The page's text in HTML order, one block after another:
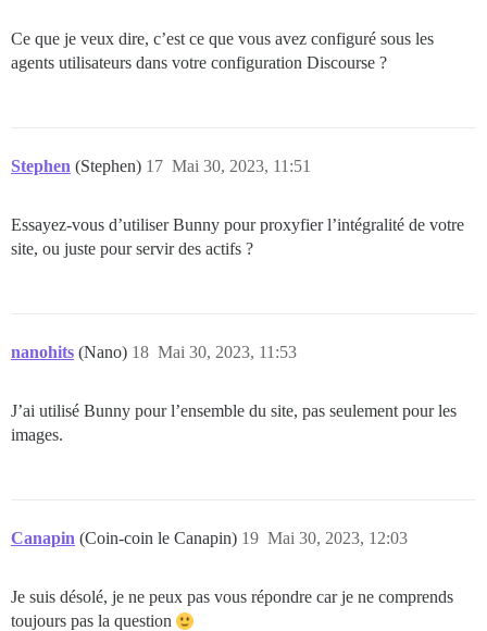
Ce que je veux dire, c’est ce que vous avez configuré sous les
agents utilisateurs dans votre configuration Discourse ?
Stephen (Stephen) Mai 30, 2023, 11:51
17
Essayez-vous d’utiliser Bunny pour proxyfier l’intégralité de votre
site, ou juste pour servir des actifs ?
nanohits (Nano) Mai 30, 2023, 11:53
18
J’ai utilisé Bunny pour l’ensemble du site, pas seulement pour les
images.
Canapin (Coin-coin le Canapin) Mai 30, 2023, 12:03
19
Je suis désolé, je ne peux pas vous répondre car je ne comprends
toujours pas la question